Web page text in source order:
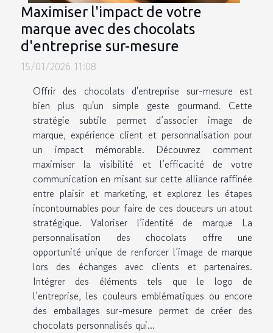
Maximiser l'impact de votre
marque avec des chocolats
d'entreprise sur-mesure
15/01/2026 11:08
Offrir des chocolats d'entreprise sur-mesure est
bien plus qu'un simple geste gourmand. Cette
stratégie subtile permet d’associer image de
marque, expérience client et personnalisation pour
un impact mémorable. Découvrez comment
maximiser la visibilité et l’efficacité de votre
communication en misant sur cette alliance raffinée
entre plaisir et marketing, et explorez les étapes
incontournables pour faire de ces douceurs un atout
stratégique. Valoriser l’identité de marque La
personnalisation des chocolats offre une
opportunité unique de renforcer l’image de marque
lors des échanges avec clients et partenaires.
Intégrer des éléments tels que le logo de
l’entreprise, les couleurs emblématiques ou encore
des emballages sur-mesure permet de créer des
chocolats personnalisés qui...